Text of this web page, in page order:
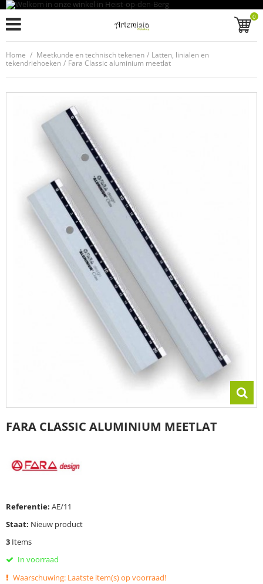
0
Home / Meetkunde en technisch tekenen / Latten, linialen en
tekendriehoeken / Fara Classic aluminium meetlat
FARA CLASSIC ALUMINIUM MEETLAT
Referentie: AE/11
Staat: Nieuw product
3 Items
In voorraad
Waarschuwing: Laatste item(s) op voorraad!